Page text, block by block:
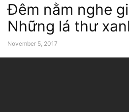
Đêm nằm nghe
Những lá thư
November 5, 2017